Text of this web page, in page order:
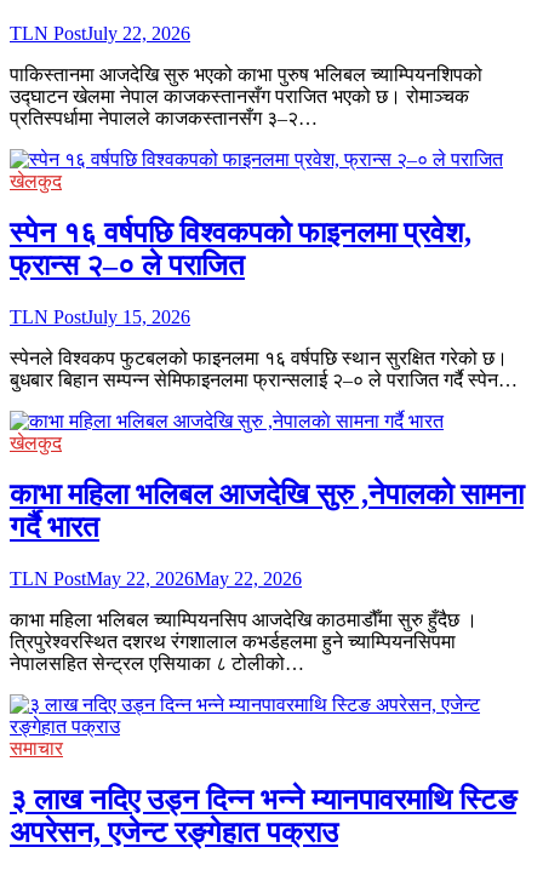
TLN PostJuly 22, 2026
पाकिस्तानमा आजदेखि सुरु भएको काभा पुरुष भलिबल च्याम्पियनशिपको
उद्घाटन खेलमा नेपाल काजकस्तानसँग पराजित भएको छ। रोमाञ्चक
प्रतिस्पर्धामा नेपालले काजकस्तानसँग ३–२…
खेलकुद
स्पेन १६ वर्षपछि विश्वकपको फाइनलमा प्रवेश,
फ्रान्स २–० ले पराजित
TLN PostJuly 15, 2026
स्पेनले विश्वकप फुटबलको फाइनलमा १६ वर्षपछि स्थान सुरक्षित गरेको छ।
बुधबार बिहान सम्पन्न सेमिफाइनलमा फ्रान्सलाई २–० ले पराजित गर्दै स्पेन…
खेलकुद
काभा महिला भलिबल आजदेखि सुरु ,नेपालकाे सामना
गर्दै भारत
TLN PostMay 22, 2026May 22, 2026
काभा महिला भलिबल च्याम्पियनसिप आजदेखि काठमाडौँमा सुरु हुँदैछ ।
त्रिपुरेश्वरस्थित दशरथ रंगशालाल कभर्डहलमा हुने च्याम्पियनसिपमा
नेपालसहित सेन्ट्रल एसियाका ८ टोलीको…
समाचार
३ लाख नदिए उड्न दिन्न भन्ने म्यानपावरमाथि स्टिङ
अपरेसन, एजेन्ट रङ्गेहात पक्राउ